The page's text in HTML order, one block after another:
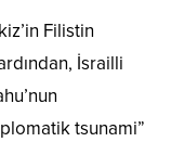
Filistin
İsrailli
tsunami”